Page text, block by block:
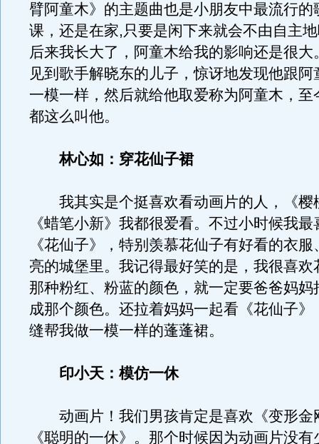
臂阿童木》的主题曲也是小朋友中最流行的
课，还是在家,只要是闲下来就会不由自主
后来我长大了，阿童木给我的影响还是很大
见到歌手解晓东的儿子，惊讶地发现他跟阿
一模一样，然后就给他取爱称为阿童木，至
都这么叫他。
林心如：穿花仙子裙
我其实是个挺喜欢看动画片的人，《樱
《蜡笔小新》我都很爱看。不过小时候我
《花仙子》，特别羡慕花仙子有好看的衣
亮的城堡里。我记得最好笑的是，我很喜欢
那种粉红、粉蓝的颜色，就一定要爸爸妈妈
成那个颜色。还拉着妈妈一起看《花仙子》
缝帮我做一模一样的蓬蓬裙。
印小天：模仿一休
动画片！我们男孩肯定是喜欢《变形金
《聪明的一休》。那个时候因为动画片没